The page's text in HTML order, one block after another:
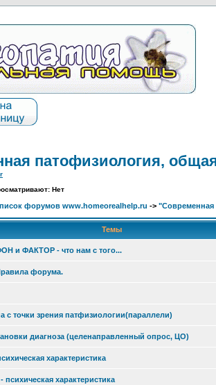
патофизиология,
Нет
форумов www.homeorealhelp.ru -> "Современная
Темы
и ФАКТОР - что нам с того...
форума.
с точки зрения патфизиологии(параллели)
диагноза (целенаправленный опрос, ЦО)
характеристика
психическая характеристика